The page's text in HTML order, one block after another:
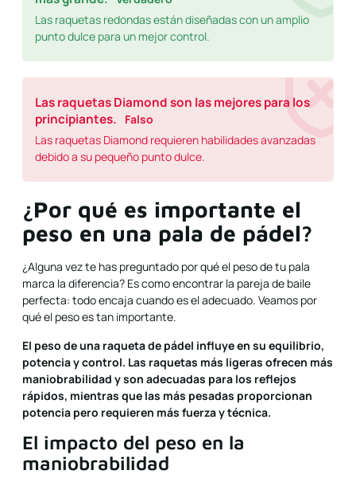
Las raquetas redondas están diseñadas con un amplio
punto dulce para un mejor control.
Las raquetas Diamond son las mejores para los
principiantes.
Falso
Las raquetas Diamond requieren habilidades avanzadas
debido a su pequeño punto dulce.
¿Por qué es importante el
peso en una pala de pádel?
¿Alguna vez te has preguntado por qué el peso de tu pala
marca la diferencia? Es como encontrar la pareja de baile
perfecta: todo encaja cuando es el adecuado. Veamos por
qué el peso es tan importante.
El peso de una raqueta de pádel influye en su equilibrio,
potencia y control. Las raquetas más ligeras ofrecen más
maniobrabilidad y son adecuadas para los reflejos
rápidos, mientras que las más pesadas proporcionan
potencia pero requieren más fuerza y técnica.
El impacto del peso en la
maniobrabilidad